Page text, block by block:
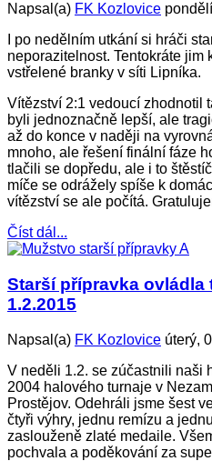
Napsal(a) FK Kozlovice
I po nedělním utkání si hráči
neporazitelnost. Tentokráte jim
vstřelené branky v síti Lipníka.
Vítězství 2:1 vedoucí zhodnotil
byli jednoznačně lepší, ale
až do konce v naději na
mnoho, ale řešení finální fáze
tlačili se dopředu, ale i to
míče se odrážely spíše k
vítězství se ale počítá.
Číst dál...
Starší přípravka ovládla
1.2.2015
Napsal(a) FK Kozlovice úterý,
V neděli 1.2. se zúčastnili naši
2004 halového turnaje v
Prostějov. Odehráli jsme šest
čtyři výhry, jednu remízu a
zaslouženě zlaté medaile.
pochvala a poděkování za